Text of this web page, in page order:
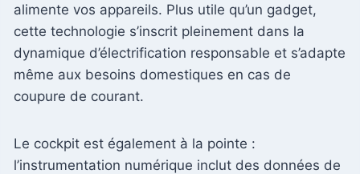
alimente vos appareils. Plus utile qu’un gadget,
cette technologie s’inscrit pleinement dans la
dynamique d’électrification responsable et s’adapte
même aux besoins domestiques en cas de
coupure de courant.
Le cockpit est également à la pointe :
l’instrumentation numérique inclut des données de